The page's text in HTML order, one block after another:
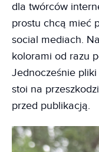
dla twórców
prostu chcą mieć
social mediach.
kolorami od razu
Jednocześnie
stoi na
przed publikacją.